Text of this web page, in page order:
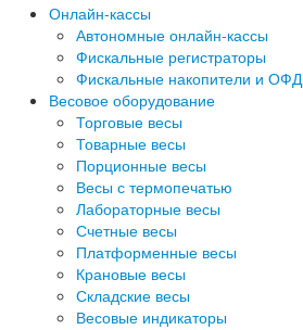
Онлайн-кассы
Автономные онлайн-кассы
Фискальные регистраторы
Фискальные накопители и ОФД
Весовое оборудование
Торговые весы
Товарные весы
Порционные весы
Весы с термопечатью
Лабораторные весы
Счетные весы
Платформенные весы
Крановые весы
Складские весы
Весовые индикаторы